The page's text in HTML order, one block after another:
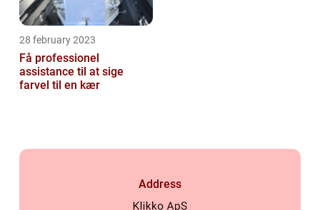
28 february 2023
Få professionel
assistance til at sige
farvel til en kær
Address